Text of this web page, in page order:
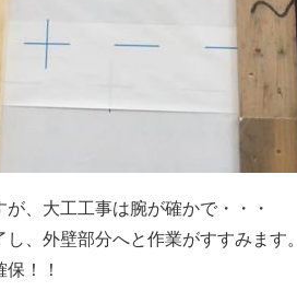
、大工工事は腕が確かで・・・
、外壁部分へと作業がすすみます。
！！